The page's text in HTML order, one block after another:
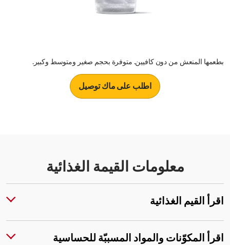
بطعمها المنعش من دون كافيين. متوفرة بحجم صغير ومتوسط وكبير.
اطلب على ماك توصيل
معلومات القيمة الغذائية
اقرأ القيم الغذائية
اقرأ المكوّنات والمواد المسببّة للحساسية